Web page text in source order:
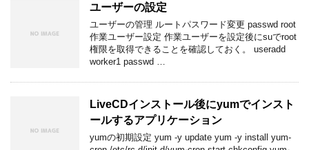
ユーザーの設定
ユーザーの管理 ルートパスワード変更 passwd root
作業ユーザー設定 作業ユーザーを設定後にsuでroot
権限を取得できることを確認しておく。 useradd
worker1 passwd …
LiveCDインストール後にyumでインスト
ールするアプリケーション
yumの初期設定 yum -y update yum -y install yum-